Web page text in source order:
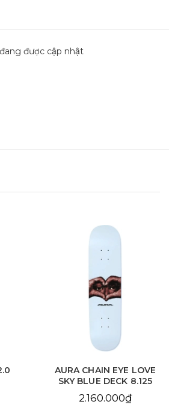
được cập nhật
AURA CHAIN EYE LOVE
SKY BLUE DECK 8.125
2.160.000₫